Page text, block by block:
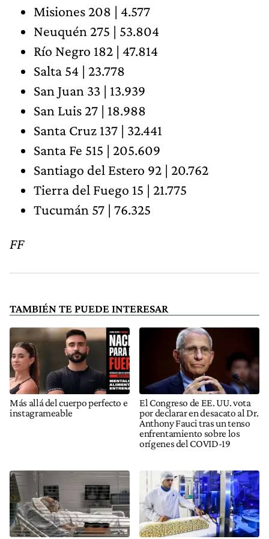
Misiones 208 | 4.577
Neuquén 275 | 53.804
Río Negro 182 | 47.814
Salta 54 | 23.778
San Juan 33 | 13.939
San Luis 27 | 18.988
Santa Cruz 137 | 32.441
Santa Fe 515 | 205.609
Santiago del Estero 92 | 20.762
Tierra del Fuego 15 | 21.775
Tucumán 57 | 76.325
FF
TAMBIÉN TE PUEDE INTERESAR
Más allá del cuerpo perfecto e
instagrameable
El Congreso de EE. UU. vota
por declarar en desacato al Dr.
Anthony Fauci tras un tenso
enfrentamiento sobre los
orígenes del COVID-19